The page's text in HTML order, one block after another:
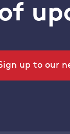
up to our